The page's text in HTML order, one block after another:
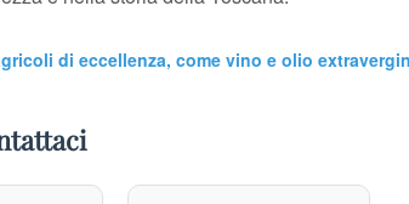
di eccellenza, come vino e olio